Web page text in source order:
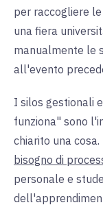
per raccogliere
una fiera
manualmente le
all'evento
I silos gestionali
funziona" sono
chiarito una cosa.
bisogno di
personale e